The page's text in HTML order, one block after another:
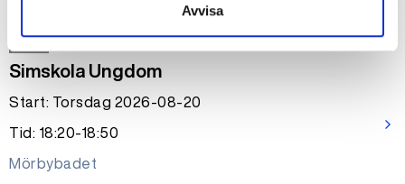
Avvisa
Okänt
Simskola Ungdom
Start: Torsdag 2026-08-20
Tid: 18:20-18:50
Mörbybadet
arrow_forward_ios